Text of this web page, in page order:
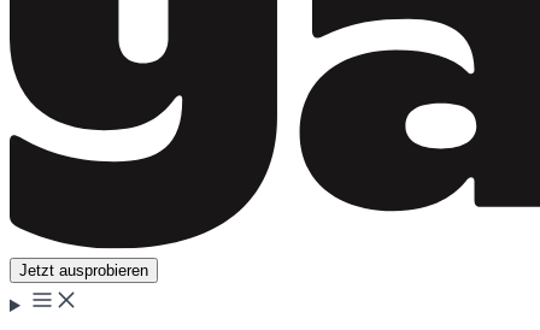
Jetzt ausprobieren